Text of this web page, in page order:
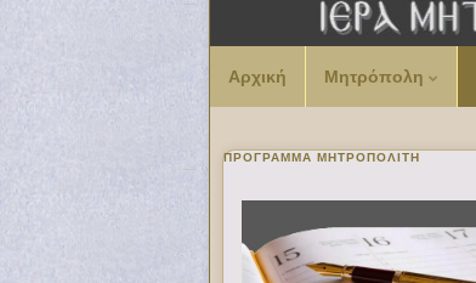
Αρχική Μητρόπολη
ΠΡΌΓΡΑΜΜΑ ΜΗΤΡΟΠΟΛΊΤΗ